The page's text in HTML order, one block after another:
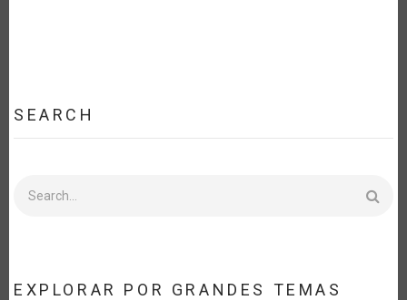
SEARCH
EXPLORAR POR GRANDES TEMAS